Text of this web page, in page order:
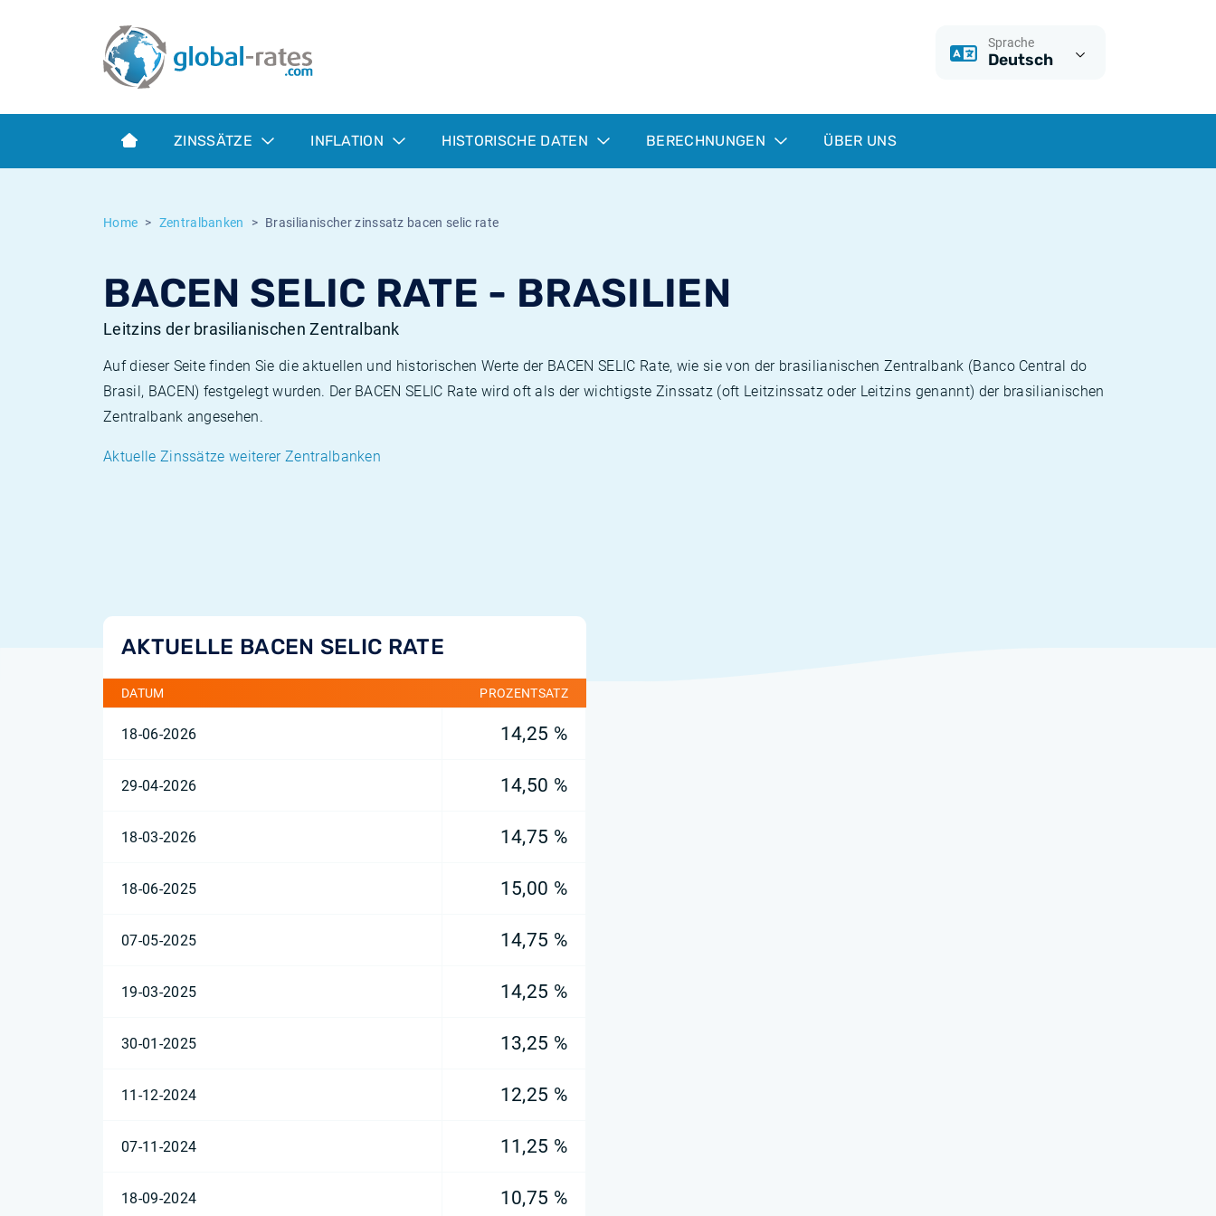
Sprache
Deutsch
ZINSSÄTZE INFLATION HISTORISCHE DATEN BERECHNUNGEN ÜBER UNS
Home Zentralbanken Brasilianischer zinssatz bacen selic rate
BACEN SELIC RATE - BRASILIEN
Leitzins der brasilianischen Zentralbank
Auf dieser Seite finden Sie die aktuellen und historischen Werte der BACEN SELIC Rate, wie sie von der brasilianischen Zentralbank (Banco Central do
Brasil, BACEN) festgelegt wurden. Der BACEN SELIC Rate wird oft als der wichtigste Zinssatz (oft Leitzinssatz oder Leitzins genannt) der brasilianischen
Zentralbank angesehen.
Aktuelle Zinssätze weiterer Zentralbanken
AKTUELLE BACEN SELIC RATE
DATUM PROZENTSATZ
18-06-2026 14,25 %
29-04-2026 14,50 %
18-03-2026 14,75 %
18-06-2025 15,00 %
07-05-2025 14,75 %
19-03-2025 14,25 %
30-01-2025 13,25 %
11-12-2024 12,25 %
07-11-2024 11,25 %
18-09-2024 10,75 %
Term SOFR
Was ist die VPI-Inflation?
Was ist die HVPI-Inflation?
Schweizerische inflation
Historische Euribor-Sätze
Historische ESTER-Sätze
Historische Inflationsraten
Inflationsrechner